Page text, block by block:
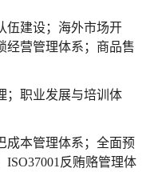
伍建设；海外市场开
经营管理体系；商品售
；职业发展与培训体
成本管理体系；全面预
反贿赂管理体